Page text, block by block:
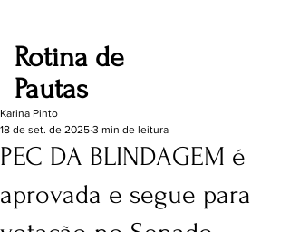
Rotina de
Pautas
PEC DA BLINDAGEM é
aprovada e segue para
Karina Pinto
18 de set. de 2025 3 min de leitura